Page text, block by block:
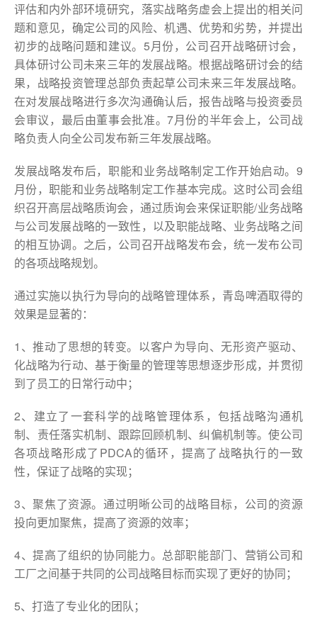
评估和内外部环境研究，落实战略务虚会上提出的相关问
题和意见，确定公司的风险、机遇、优势和劣势，并提出
初步的战略问题和建议。5月份，公司召开战略研讨会，
具体研讨公司未来三年的发展战略。根据战略研讨会的结
果，战略投资管理总部负责起草公司未来三年发展战略。
在对发展战略进行多次沟通确认后，报告战略与投资委员
会审议，最后由董事会批准。7月份的半年会上，公司战
略负责人向全公司发布新三年发展战略。
发展战略发布后，职能和业务战略制定工作开始启动。9
月份，职能和业务战略制定工作基本完成。这时公司会组
织召开高层战略质询会，通过质询会来保证职能/业务战略
与公司发展战略的一致性，以及职能战略、业务战略之间
的相互协调。之后，公司召开战略发布会，统一发布公司
的各项战略规划。
通过实施以执行为导向的战略管理体系，青岛啤酒取得的
效果是显著的：
1、推动了思想的转变。以客户为导向、无形资产驱动、
化战略为行动、基于衡量的管理等思想逐步形成，并贯彻
到了员工的日常行动中；
2、建立了一套科学的战略管理体系，包括战略沟通机
制、责任落实机制、跟踪回顾机制、纠偏机制等。使公司
各项战略形成了PDCA的循环，提高了战略执行的一致
性，保证了战略的实现；
3、聚焦了资源。通过明晰公司的战略目标，公司的资源
投向更加聚焦，提高了资源的效率；
4、提高了组织的协同能力。总部职能部门、营销公司和
工厂之间基于共同的公司战略目标而实现了更好的协同；
5、打造了专业化的团队；